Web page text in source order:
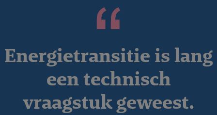
Energietransitie is lang
een technisch
vraagstuk geweest.